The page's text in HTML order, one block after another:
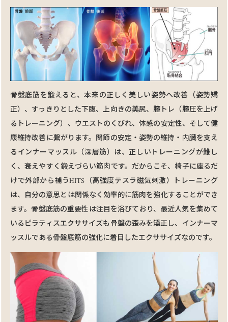
骨盤底筋を鍛えると、本来の正しく美しい姿勢へ改善（姿勢矯
正）、すっきりとした下腹、上向きの美尻、膣トレ（膣圧を上げ
るトレーニング）、ウエストのくびれ、体感の安定性、そして健
康維持改善に繋がります。関節の安定・姿勢の維持・内臓を⽀え
るインナーマッスル（深層筋）は、正しいトレーニングが難し
く、衰えやすく鍛えづらい筋⾁です。だからこそ、椅⼦に座るだ
けで外部から補うHITS（⾼強度テスラ磁気刺激）トレーニング
は、⾃分の意思とは関係なく効率的に筋⾁を強化することができ
ます。骨盤底筋の重要性は注⽬を浴びており、最近⼈気を集めて
いるピラティスエクササイズも骨盤の歪みを矯正し、インナーマ
ッスルである骨盤底筋の強化に着⽬したエクササイズなのです。